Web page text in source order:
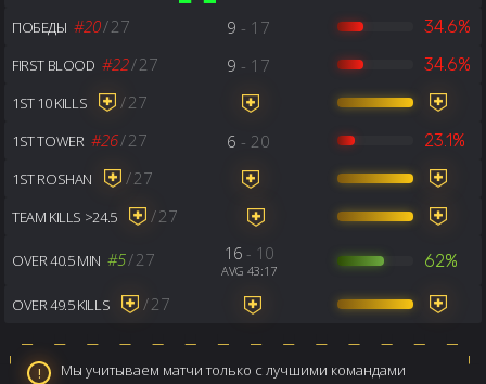
ПОБЕДЫ #20/27 9 - 17 34.6%
FIRST BLOOD #22/27 9 - 17 34.6%
1ST 10 KILLS /27
1ST TOWER #26/27 6 - 20 23.1%
1ST ROSHAN /27
TEAM KILLS >24.5 /27
OVER 40.5 MIN #5/27 16- 10
AVG 43:17 62%
OVER 49.5 KILLS /27
Мы учитываем матчи только с лучшими командами